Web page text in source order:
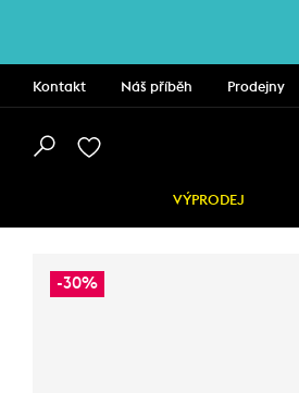
Kontakt Náš příběh Prodejny
VÝPRODEJ
-30%